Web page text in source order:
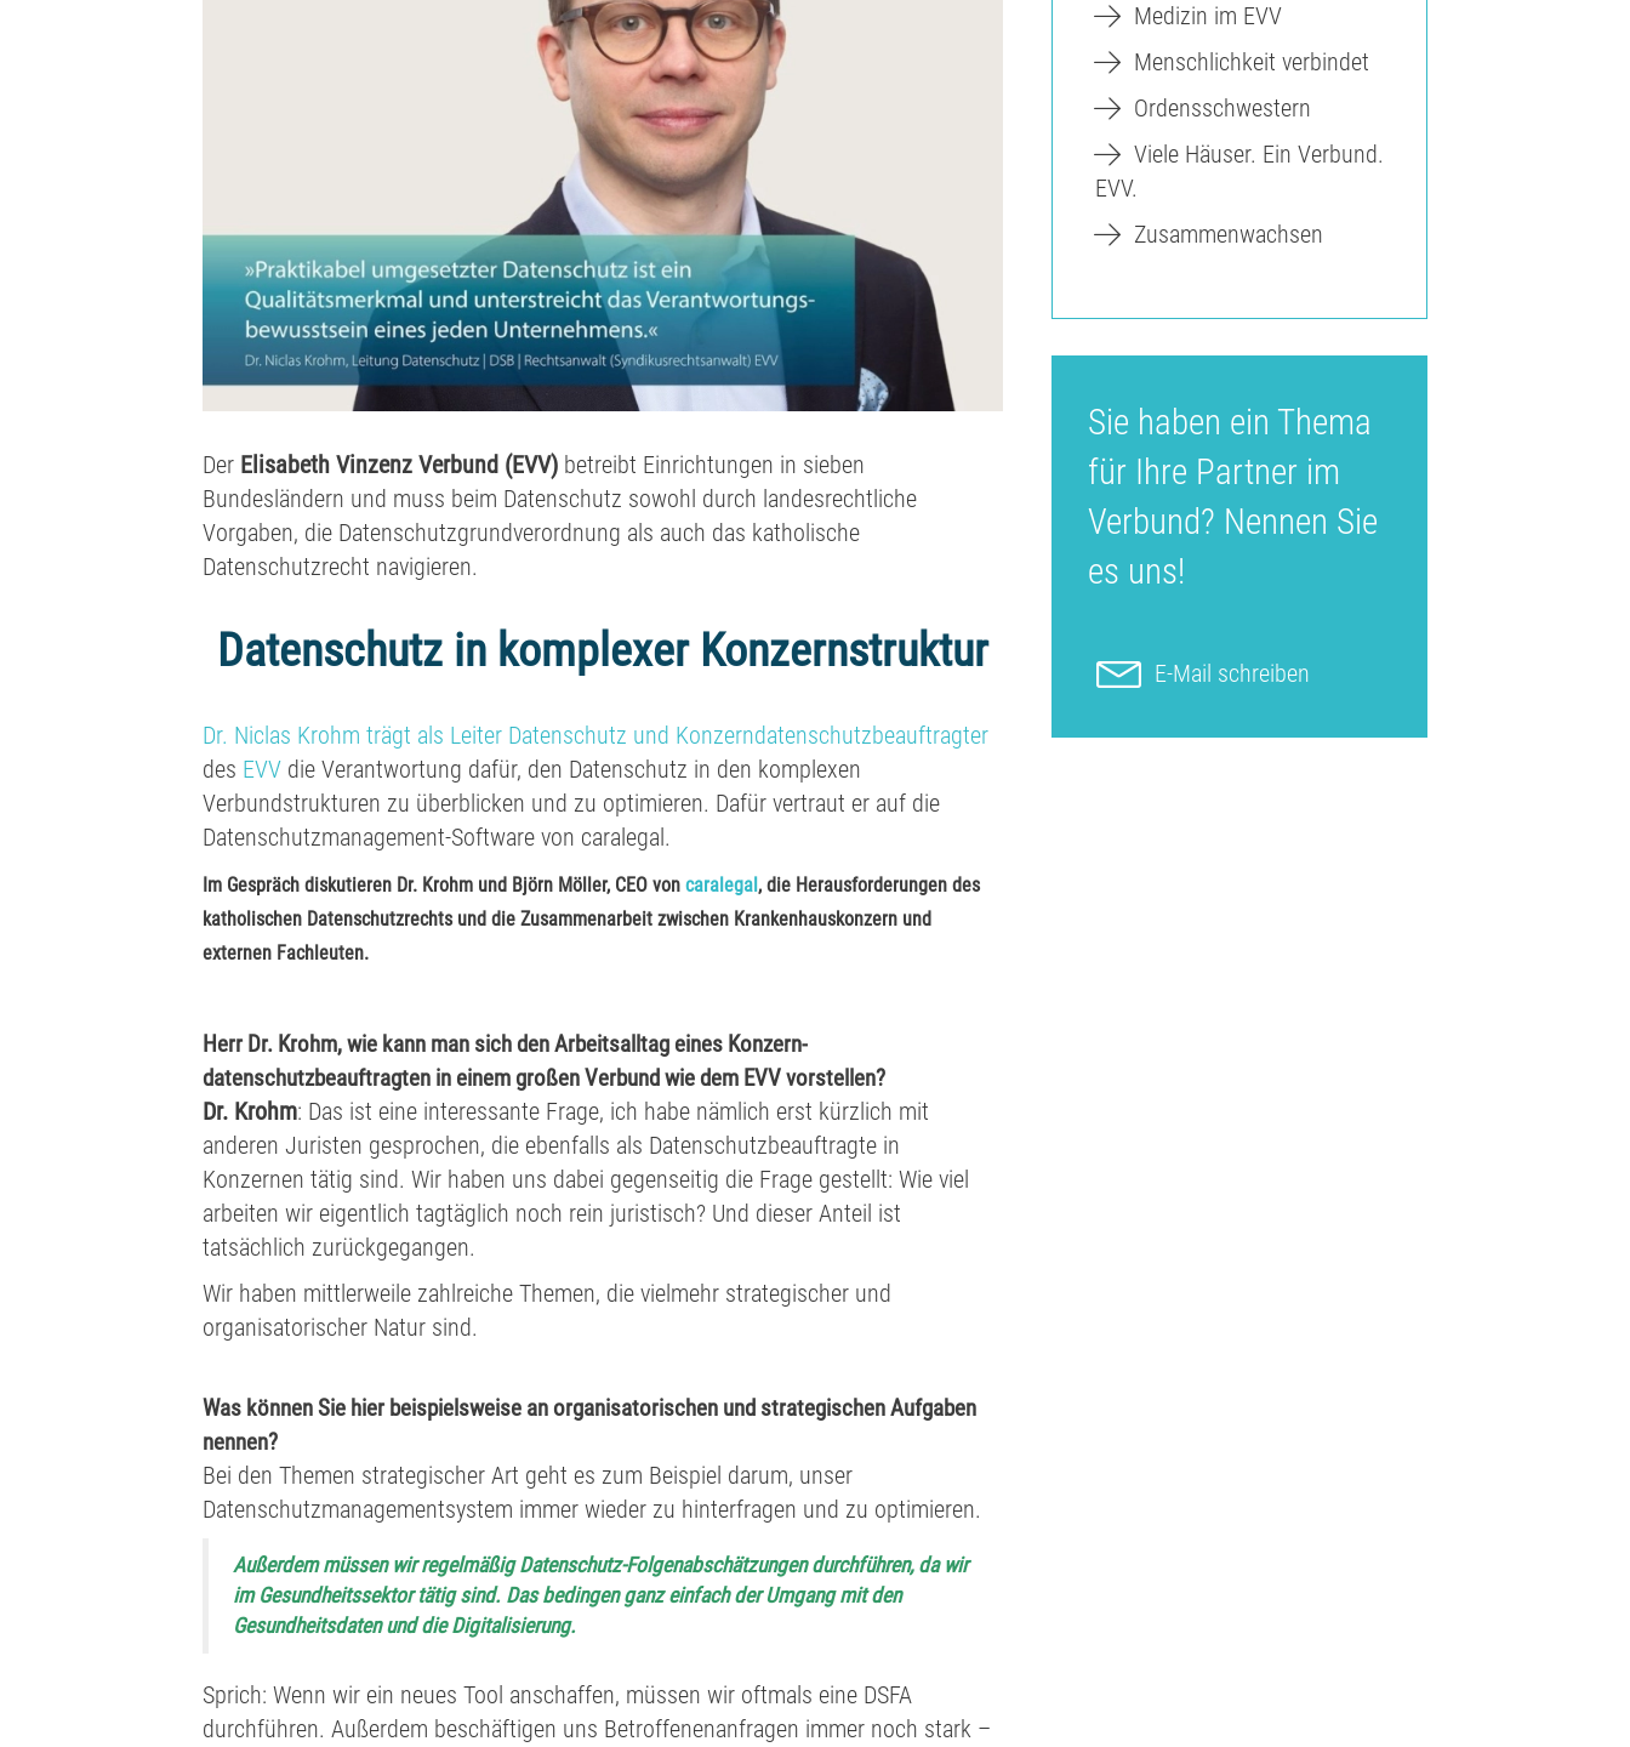
Der Elisabeth Vinzenz Verbund (EVV) betreibt Einrichtungen in sieben
Bundesländern und muss beim Datenschutz sowohl durch landesrechtliche
Vorgaben, die Datenschutzgrundverordnung als auch das katholische
Datenschutzrecht navigieren.
Datenschutz in komplexer Konzernstruktur
Dr. Niclas Krohm trägt als Leiter Datenschutz und Konzerndatenschutzbeauftragter
des EVV die Verantwortung dafür, den Datenschutz in den komplexen
Verbundstrukturen zu überblicken und zu optimieren. Dafür vertraut er auf die
Datenschutzmanagement-Software von caralegal.
Im Gespräch diskutieren Dr. Krohm und Björn Möller, CEO von caralegal , die Herausforderungen des
katholischen Datenschutzrechts und die Zusammenarbeit zwischen Krankenhauskonzern und
externen Fachleuten.
Herr Dr. Krohm, wie kann man sich den Arbeitsalltag eines Konzern-
datenschutzbeauftragten in einem großen Verbund wie dem EVV vorstellen?
Dr. Krohm: Das ist eine interessante Frage, ich habe nämlich erst kürzlich mit
anderen Juristen gesprochen, die ebenfalls als Datenschutzbeauftragte in
Konzernen tätig sind. Wir haben uns dabei gegenseitig die Frage gestellt: Wie viel
arbeiten wir eigentlich tagtäglich noch rein juristisch? Und dieser Anteil ist
tatsächlich zurückgegangen.
Wir haben mittlerweile zahlreiche Themen, die vielmehr strategischer und
organisatorischer Natur sind.
Was können Sie hier beispielsweise an organisatorischen und strategischen Aufgaben
nennen?
Bei den Themen strategischer Art geht es zum Beispiel darum, unser
Datenschutzmanagementsystem immer wieder zu hinterfragen und zu optimieren.
Außerdem müssen wir regelmäßig Datenschutz-Folgenabschätzungen durchführen, da wir
im Gesundheitssektor tätig sind. Das bedingen ganz einfach der Umgang mit den
Gesundheitsdaten und die Digitalisierung.
Sprich: Wenn wir ein neues Tool anschaffen, müssen wir oftmals eine DSFA
durchführen. Außerdem beschäftigen uns Betroffenenanfragen immer noch stark –
Medizin im EVV
Menschlichkeit verbindet
Ordensschwestern
Viele Häuser. Ein Verbund.
EVV.
Zusammenwachsen
Sie haben ein Thema
für Ihre Partner im
Verbund? Nennen Sie
es uns!
E-Mail schreiben